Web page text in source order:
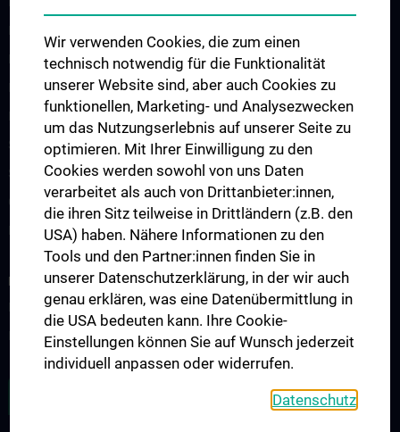
Doctoral Programs UN790
International Students
Postgraduate Education
Suggested teaching aids
Schedule of Lectures
Continuing Education
Erasmus Plus Project
RESEARCH
Büro für Wissenschaft und Forschung
Forschungsprojekte und Studien
Wir verwenden Cookies, die zum einen
technisch notwendig für die Funktionalität
unserer Website sind, aber auch Cookies zu
funktionellen, Marketing- und Analysezwecken
um das Nutzungserlebnis auf unserer Seite zu
optimieren. Mit Ihrer Einwilligung zu den
Cookies werden sowohl von uns Daten
verarbeitet als auch von Drittanbieter:innen,
die ihren Sitz teilweise in Drittländern (z.B. den
USA) haben. Nähere Informationen zu den
Tools und den Partner:innen finden Sie in
unserer Datenschutzerklärung, in der wir auch
genau erklären, was eine Datenübermittlung in
die USA bedeuten kann. Ihre Cookie-
Einstellungen können Sie auf Wunsch jederzeit
individuell anpassen oder widerrufen.
Datenschutz